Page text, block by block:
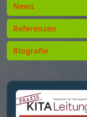
News
Referenzen
Biografie